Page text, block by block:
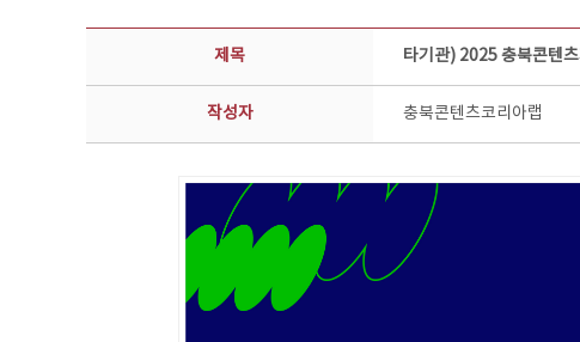
공지사항 상세보기 - 제목, 담당부서, 담당자, 담당연락처, 내용, 첨부파일 정보 제공
제목 타기관) 2025 충북콘텐
작성자 충북콘텐츠코리아랩